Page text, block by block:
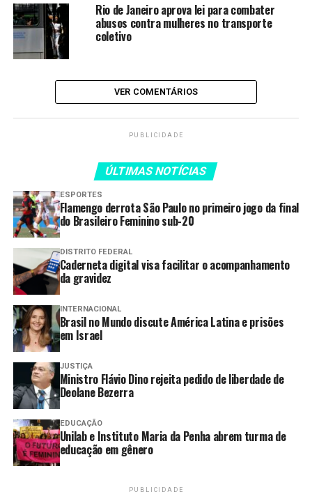
POR – Português
ENG – English
ESP – Español
Esportes
Geral
Internacional
Justiça
Meio Ambiente
Política
Saúde
Versão em áudio
Há exatos 62 anos, um golpe militar instaurou no Brasil
um regime autoritário que duraria 21 anos. Além de
retirar direitos constitucionais, exercer forte repressão
política e censura à imprensa, a ditadura militar
brasileira (1964-1985) perseguiu, torturou e matou
opositores, muitos deles ainda com seus corpos
desaparecidos.
Rio de Janeiro aprova lei para combater
abusos contra mulheres no transporte
coletivo
VER COMENTÁRIOS
PUBLICIDADE
ÚLTIMAS NOTÍCIAS
ESPORTES
Flamengo derrota São Paulo no primeiro jogo da final
do Brasileiro Feminino sub-20
DISTRITO FEDERAL
Caderneta digital visa facilitar o acompanhamento
da gravidez
INTERNACIONAL
Brasil no Mundo discute América Latina e prisões
em Israel
JUSTIÇA
Ministro Flávio Dino rejeita pedido de liberdade de
Deolane Bezerra
EDUCAÇÃO
Unilab e Instituto Maria da Penha abrem turma de
educação em gênero
PUBLICIDADE